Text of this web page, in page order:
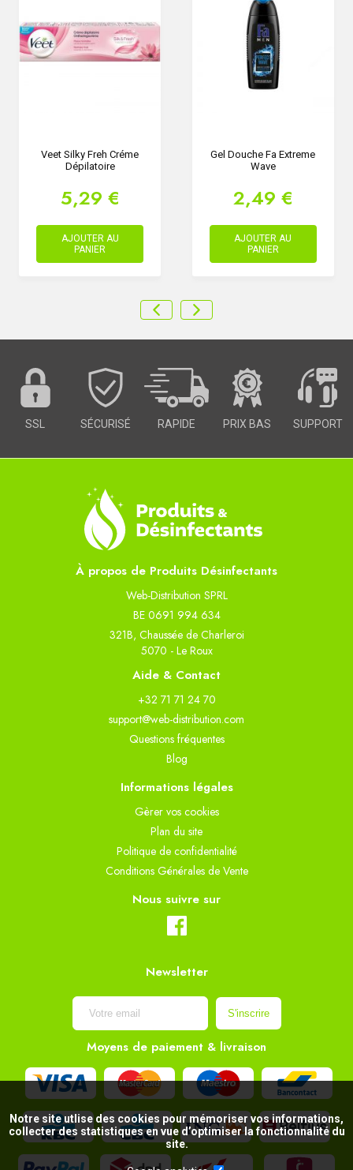
Veet Silky Freh Créme
Dépilatoire
5,29 €
AJOUTER AU
PANIER
Gel Douche Fa Extreme
Wave
2,49 €
AJOUTER AU
PANIER
SSL SÉCURISÉ RAPIDE PRIX BAS SUPPORT
À propos de Produits Désinfectants
Web-Distribution SPRL
BE 0691 994 634
321B, Chaussée de Charleroi
5070 - Le Roux
Aide & Contact
+32 71 71 24 70
support@web-distribution.com
Questions fréquentes
Blog
Informations légales
Gèrer vos cookies
Plan du site
Politique de confidentialité
Conditions Générales de Vente
Nous suivre sur
Newsletter
Moyens de paiement & livraison
Notre site utlise des cookies pour mémoriser vos informations,
collecter des statistiques en vue d’optimiser la fonctionnalité du
site.